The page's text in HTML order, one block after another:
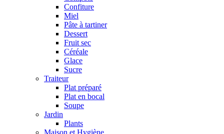
Confiture
Miel
Pâte à tartiner
Dessert
Fruit sec
Céréale
Glace
Sucre
Traiteur
Plat préparé
Plat en bocal
Soupe
Jardin
Plants
Maison et Hygiène